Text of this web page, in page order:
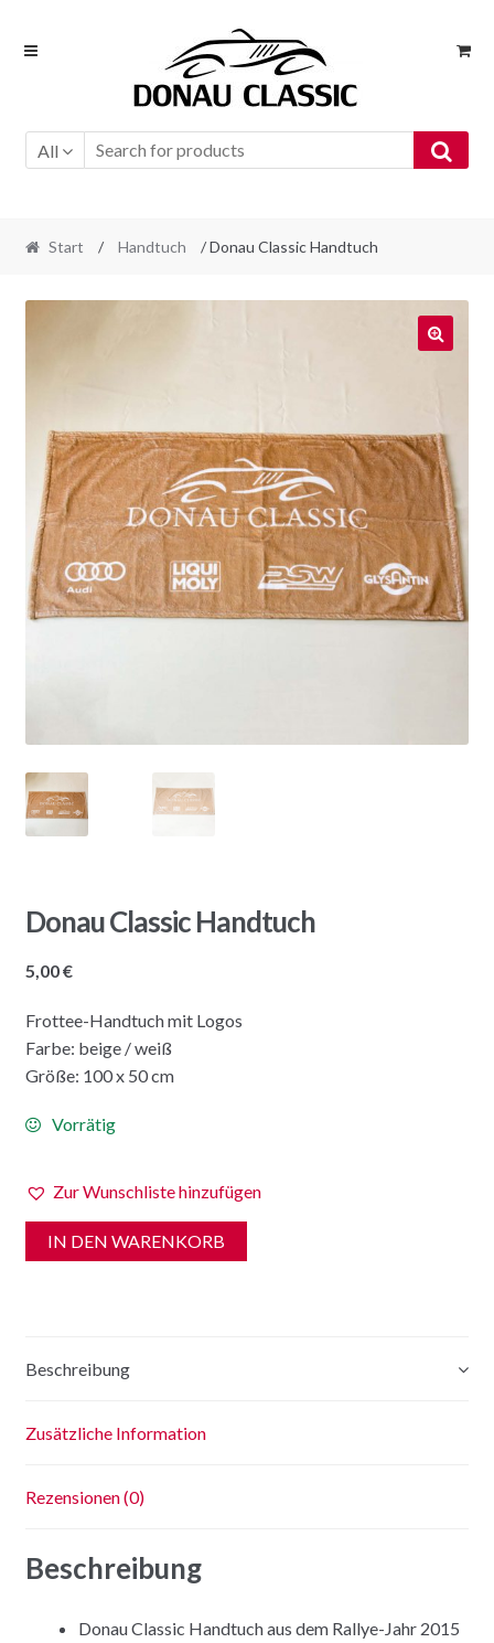
Skip
Skip
All
Start / Handtuch / Donau Classic Handtuch
Donau Classic Handtuch
5,00€
Frottee-Handtuch mit Logos
Farbe: beige / weiß
Größe: 100 x 50 cm
Vorrätig
Zur Wunschliste hinzufügen
IN DEN WARENKORB
Beschreibung
Zusätzliche Information
Rezensionen (0)
Beschreibung
Donau Classic Handtuch aus dem Rallye-Jahr 2015